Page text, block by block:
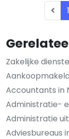
Zakelijke
Accountants in
Administratie-
Administratie
Adviesbureaus
1